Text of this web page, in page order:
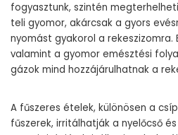
fogyasztunk, szintén
teli gyomor, akárcsak a gyors
nyomást gyakorol a rekeszizomra.
valamint a gyomor emésztési
gázok mind hozzájárulhatnak a
A fűszeres ételek, különösen a
fűszerek, irritálhatják a nyelőcső